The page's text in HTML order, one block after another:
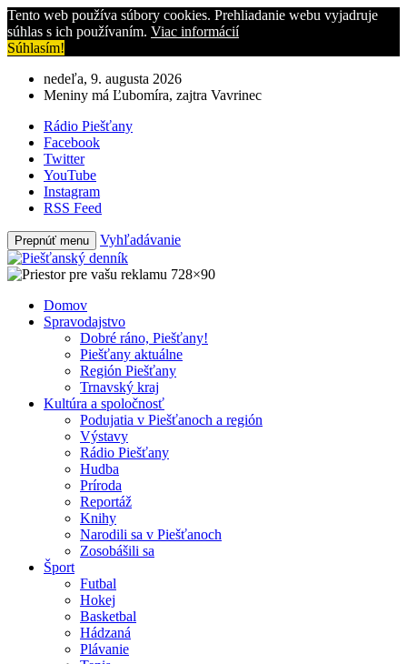
Tento web používa súbory cookies. Prehliadanie webu vyjadruje
súhlas s ich používaním. Viac informácií
Súhlasím!
nedeľa, 9. augusta 2026
Meniny má Ľubomíra, zajtra Vavrinec
Rádio Piešťany
Facebook
Twitter
YouTube
Instagram
RSS Feed
Prepnúť menu Vyhľadávanie
Domov
Spravodajstvo
Dobré ráno, Piešťany!
Piešťany aktuálne
Región Piešťany
Trnavský kraj
Kultúra a spoločnosť
Podujatia v Piešťanoch a región
Výstavy
Rádio Piešťany
Hudba
Príroda
Reportáž
Knihy
Narodili sa v Piešťanoch
Zosobášili sa
Šport
Futbal
Hokej
Basketbal
Hádzaná
Plávanie